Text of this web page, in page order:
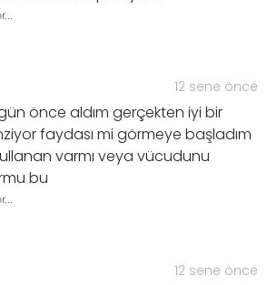
12 sene önce
önce aldım gerçekten iyi bir
faydası mi görmeye başladım
varmı veya vücudunu
bu
12 sene önce